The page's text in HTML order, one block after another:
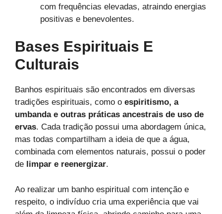
com frequências elevadas, atraindo energias
positivas e benevolentes.
Bases Espirituais E
Culturais
Banhos espirituais são encontrados em diversas
tradições espirituais, como o espiritismo, a
umbanda e outras práticas ancestrais de uso de
ervas. Cada tradição possui uma abordagem única,
mas todas compartilham a ideia de que a água,
combinada com elementos naturais, possui o poder
de limpar e reenergizar.
Ao realizar um banho espiritual com intenção e
respeito, o indivíduo cria uma experiência que vai